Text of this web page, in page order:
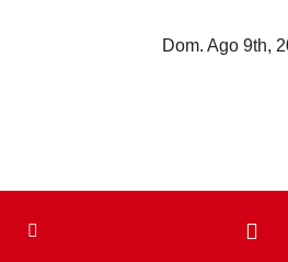
Dom. Ago 9th,